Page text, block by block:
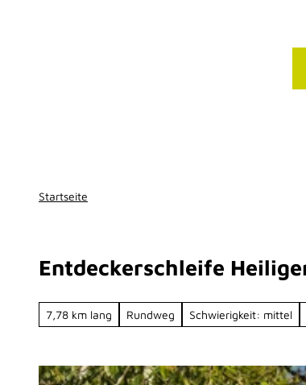
Startseite
Entdeckerschleife
7,78 km lang Rundweg Schwierigkeit: mittel